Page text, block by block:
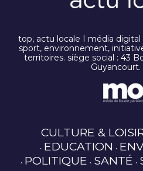
top, actu locale I média
sport, environnement,
territoires. siège social : 43
Guyancourt.
CULTURE &
EDUCATION
POLITIQUE SANTÉ